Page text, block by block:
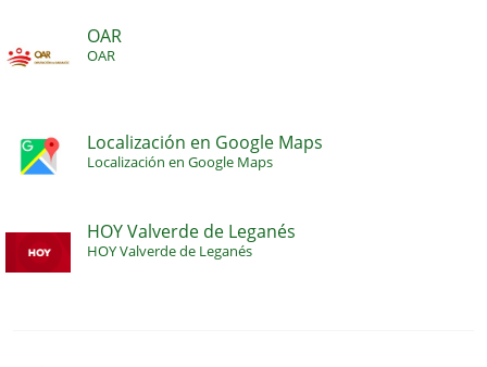
OAR
OAR
Localización en Google Maps
Localización en Google Maps
HOY Valverde de Leganés
HOY Valverde de Leganés